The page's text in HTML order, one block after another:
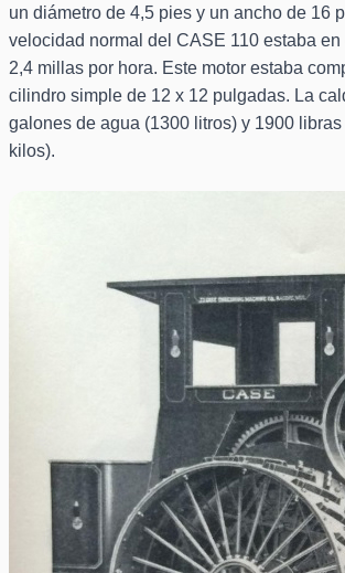
un diámetro de 4,5 pies y un ancho de 16
velocidad normal del CASE 110 estaba
2,4 millas por hora. Este motor estaba
cilindro simple de 12 x 12 pulgadas. La
galones de agua (1300 litros) y 1900
kilos).